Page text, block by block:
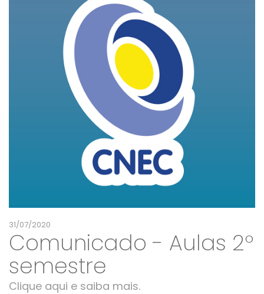
31/07/2020
Comunicado - Aulas 2º
semestre
Clique aqui e saiba mais.